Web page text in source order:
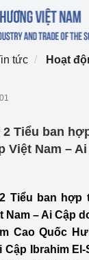
tức Hoạt
Tiểu ban
Việt Nam –
Tiểu ban hợp
Nam – Ai Cập
Cao Quốc
Ibrahim